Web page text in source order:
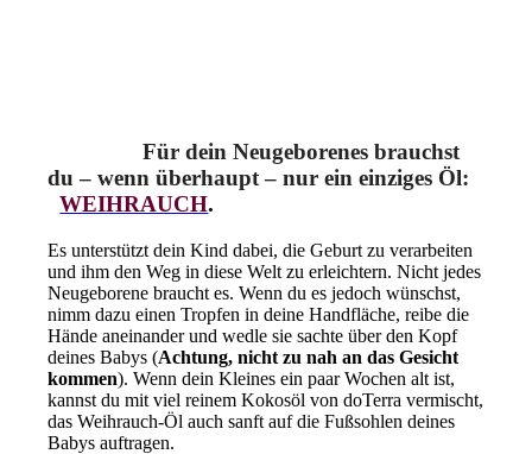
Fürdein Neugeborenes brauchst
du – wenn überhaupt – nur ein einziges Öl:
WEIHRAUCH.
Es unterstützt dein Kind dabei, die Geburt zu verarbeiten
und ihm den Weg in diese Welt zu erleichtern. Nicht jedes
Neugeborene braucht es. Wenn du es jedoch wünschst,
nimm dazu einen Tropfen in deine Handfläche, reibe die
Hände aneinander und wedle sie sachte über den Kopf
deines Babys (Achtung, nicht zu nah an das Gesicht
kommen). Wenn dein Kleines ein paar Wochen alt ist,
kannst du mit viel reinem Kokosöl von doTerra vermischt,
das Weihrauch-Öl auch sanft auf die Fußsohlen deines
Babys auftragen.